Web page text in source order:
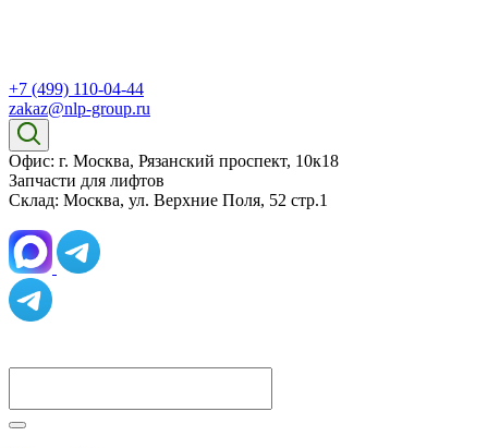
+7 (499) 110-04-44
zakaz@nlp-group.ru
Офис: г. Москва, Рязанский проспект, 10к18
Запчасти для лифтов
Склад: Москва, ул. Верхние Поля, 52 стр.1